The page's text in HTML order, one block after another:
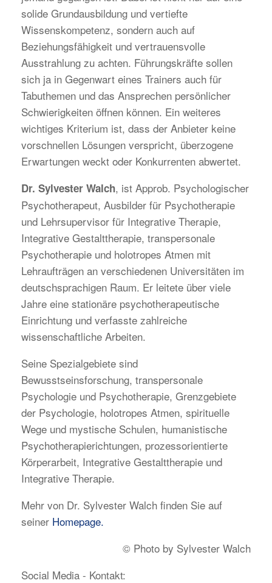
solide Grundausbildung und vertiefte
Wissenskompetenz, sondern auch auf
Beziehungsfähigkeit und vertrauensvolle
Ausstrahlung zu achten. Führungskräfte sollen
sich ja in Gegenwart eines Trainers auch für
Tabuthemen und das Ansprechen persönlicher
Schwierigkeiten öffnen können. Ein weiteres
wichtiges Kriterium ist, dass der Anbieter keine
vorschnellen Lösungen verspricht, überzogene
Erwartungen weckt oder Konkurrenten abwertet.
Dr. Sylvester Walch, ist Approb. Psychologischer
Psychotherapeut, Ausbilder für Psychotherapie
und Lehrsupervisor für Integrative Therapie,
Integrative Gestalttherapie, transpersonale
Psychotherapie und holotropes Atmen mit
Lehraufträgen an verschiedenen Universitäten im
deutschsprachigen Raum. Er leitete über viele
Jahre eine stationäre psychotherapeutische
Einrichtung und verfasste zahlreiche
wissenschaftliche Arbeiten.
Seine Spezialgebiete sind
Bewusstseinsforschung, transpersonale
Psychologie und Psychotherapie, Grenzgebiete
der Psychologie, holotropes Atmen, spirituelle
Wege und mystische Schulen, humanistische
Psychotherapierichtungen, prozessorientierte
Körperarbeit, Integrative Gestalttherapie und
Integrative Therapie.
Mehr von Dr. Sylvester Walch finden Sie auf
seiner Homepage.
© Photo by Sylvester Walch
Social Media - Kontakt: